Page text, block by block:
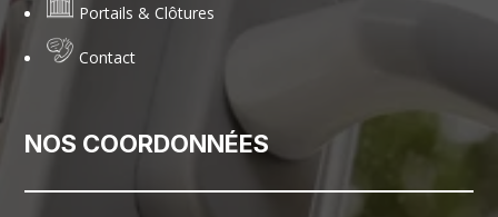
Portails & Clôtures
Contact
NOS COORDONNÉES